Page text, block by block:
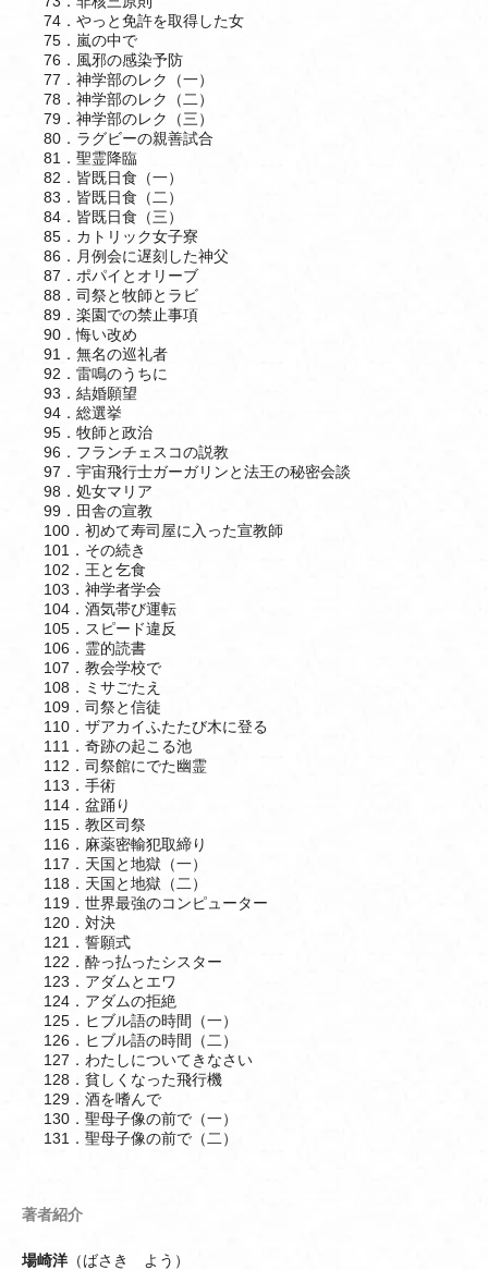
74．やっと免許を取得した女
75．嵐の中で
76．風邪の感染予防
77．神学部のレク（一）
78．神学部のレク（二）
79．神学部のレク（三）
80．ラグビーの親善試合
81．聖霊降臨
82．皆既日食（一）
83．皆既日食（二）
84．皆既日食（三）
85．カトリック女子寮
86．月例会に遅刻した神父
87．ポパイとオリーブ
88．司祭と牧師とラビ
89．楽園での禁止事項
90．悔い改め
91．無名の巡礼者
92．雷鳴のうちに
93．結婚願望
94．総選挙
95．牧師と政治
96．フランチェスコの説教
97．宇宙飛行士ガーガリンと法王の秘密会談
98．処女マリア
99．田舎の宣教
100．初めて寿司屋に入った宣教師
101．その続き
102．王と乞食
103．神学者学会
104．酒気帯び運転
105．スピード違反
106．霊的読書
107．教会学校で
108．ミサごたえ
109．司祭と信徒
110．ザアカイふたたび木に登る
111．奇跡の起こる池
112．司祭館にでた幽霊
113．手術
114．盆踊り
115．教区司祭
116．麻薬密輸犯取締り
117．天国と地獄（一）
118．天国と地獄（二）
119．世界最強のコンピューター
120．対決
121．誓願式
122．酔っ払ったシスター
123．アダムとエワ
124．アダムの拒絶
125．ヒブル語の時間（一）
126．ヒブル語の時間（二）
127．わたしについてきなさい
128．貧しくなった飛行機
129．酒を嗜んで
130．聖母子像の前で（一）
131．聖母子像の前で（二）
著者紹介
場崎洋 （ばさき よう）